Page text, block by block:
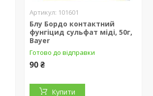
101601
Блу Бордо контактний
фунгіцид сульфат міді, 50г,
Bayer
Готово до відправки
90 ₴
Купити